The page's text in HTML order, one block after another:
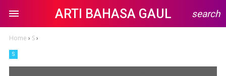
ARTI BAHASA GAUL search
Home › S›
S